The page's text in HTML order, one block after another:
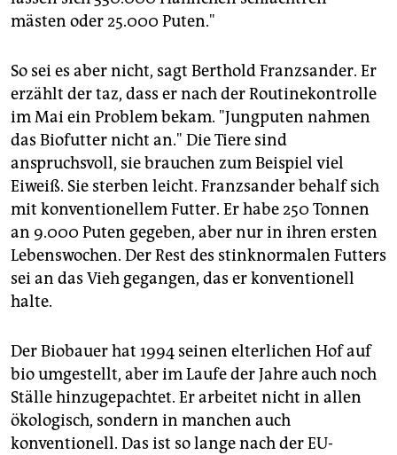
mästen oder 25.000 Puten."
So sei es aber nicht, sagt Berthold Franzsander. Er
erzählt der taz, dass er nach der Routinekontrolle
im Mai ein Problem bekam. "Jungputen nahmen
das Biofutter nicht an." Die Tiere sind
anspruchsvoll, sie brauchen zum Beispiel viel
Eiweiß. Sie sterben leicht. Franzsander behalf sich
mit konventionellem Futter. Er habe 250 Tonnen
an 9.000 Puten gegeben, aber nur in ihren ersten
Lebenswochen. Der Rest des stinknormalen Futters
sei an das Vieh gegangen, das er konventionell
halte.
Der Biobauer hat 1994 seinen elterlichen Hof auf
bio umgestellt, aber im Laufe der Jahre auch noch
Ställe hinzugepachtet. Er arbeitet nicht in allen
ökologisch, sondern in manchen auch
konventionell. Das ist so lange nach der EU-